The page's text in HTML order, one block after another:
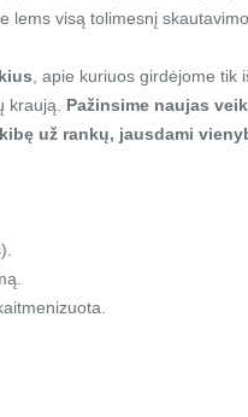
lems visą tolimesnį skautavimo
, apie kuriuos girdėjome tik
kraują. Pažinsime naujas
už rankų, jausdami